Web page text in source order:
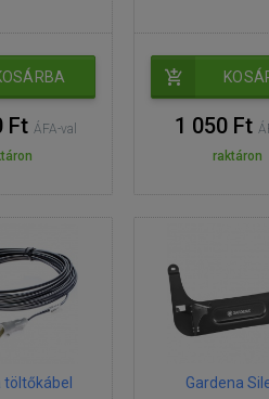
Ft ÁFA-val
1 050 Ft
raktáron
töltőkábel
Gardena